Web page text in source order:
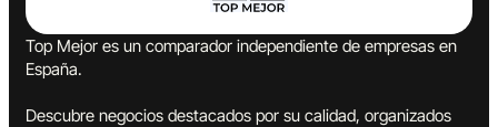
Top Mejor es un comparador independiente de empresas en
España.
Descubre negocios destacados por su calidad, organizados